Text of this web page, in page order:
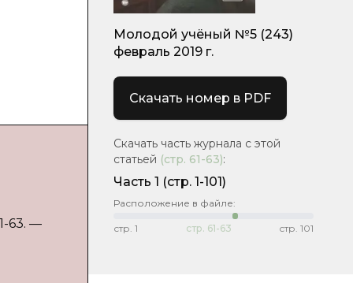
63. —
Молодой учёный №5 (243)
февраль 2019 г.
Скачать номер в PDF
Скачать часть журнала с этой
статьей (стр. 61-63):
Часть 1 (стр. 1-101)
Расположение в файле:
стр. 1 стр. 61-63 стр. 101